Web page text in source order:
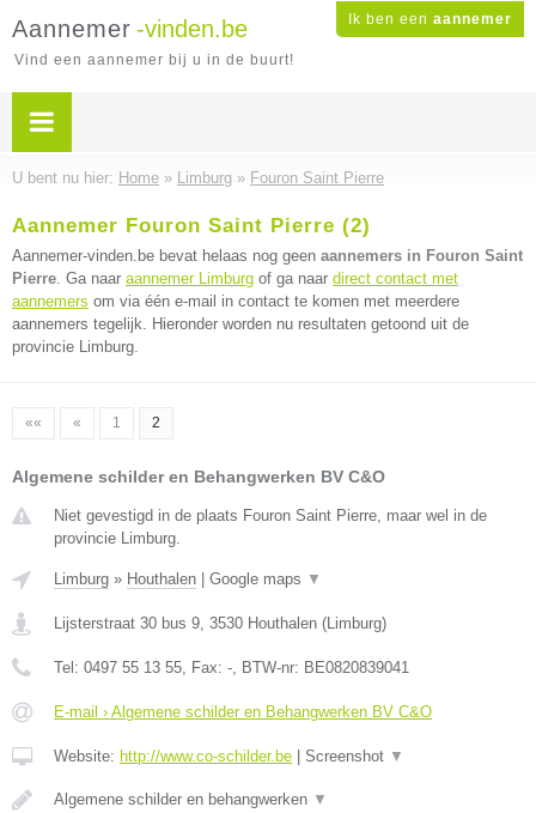
Ik ben een aannemer
Aannemer -vinden.be
Vind een aannemer bij u in de buurt!
U bent nu hier: Home » Limburg » Fouron Saint Pierre
Aannemer Fouron Saint Pierre (2)
Aannemer-vinden.be bevat helaas nog geen aannemers in Fouron Saint
Pierre. Ga naar aannemer Limburg of ga naar direct contact met
aannemers om via één e-mail in contact te komen met meerdere
aannemers tegelijk. Hieronder worden nu resultaten getoond uit de
provincie Limburg.
«« « 1 2
Algemene schilder en Behangwerken BV C&O
Niet gevestigd in de plaats Fouron Saint Pierre, maar wel in de
provincie Limburg.
Limburg » Houthalen Google maps ▼
Lijsterstraat 30 bus 9, 3530 Houthalen (Limburg)
Tel: 0497 55 13 55, Fax: -, BTW-nr: BE0820839041
E-mail › Algemene schilder en Behangwerken BV C&O
Website: http://www.co-schilder.be Screenshot ▼
Algemene schilder en behangwerken ▼